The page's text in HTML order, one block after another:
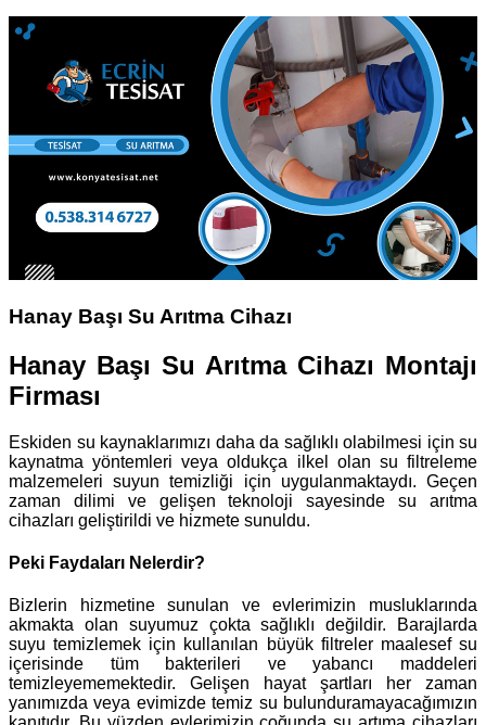
Hanay Başı Su Arıtma Cihazı
Hanay Başı Su Arıtma Cihazı Montajı
Firması
Eskiden su kaynaklarımızı daha da sağlıklı olabilmesi için su
kaynatma yöntemleri veya oldukça ilkel olan su filtreleme
malzemeleri suyun temizliği için uygulanmaktaydı. Geçen
zaman dilimi ve gelişen teknoloji sayesinde su arıtma
cihazları geliştirildi ve hizmete sunuldu.
Peki Faydaları Nelerdir?
Bizlerin hizmetine sunulan ve evlerimizin musluklarında
akmakta olan suyumuz çokta sağlıklı değildir. Barajlarda
suyu temizlemek için kullanılan büyük filtreler maalesef su
içerisinde tüm bakterileri ve yabancı maddeleri
temizleyememektedir. Gelişen hayat şartları her zaman
yanımızda veya evimizde temiz su bulunduramayacağımızın